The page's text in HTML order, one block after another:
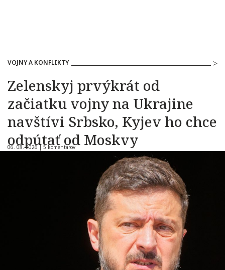
VOJNY A KONFLIKTY
Zelenskyj prvýkrát od
začiatku vojny na Ukrajine
navštívi Srbsko, Kyjev ho chce
odpútať od Moskvy
06. 08. 2026 | 5 komentárov